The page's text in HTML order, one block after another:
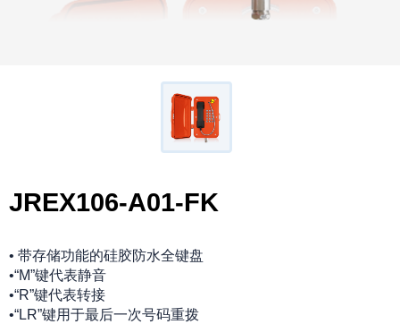
JREX106-A01-FK
• 带存储功能的硅胶防水全键盘
•“M”键代表静音
•“R”键代表转接
•“LR”键用于最后一次号码重拨